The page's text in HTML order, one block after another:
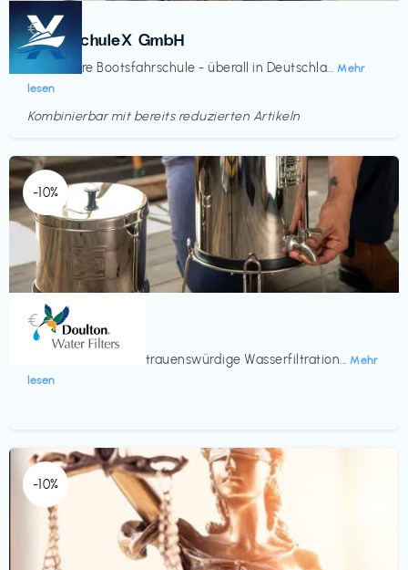
Kurse
BootsschuleX GmbH
Deine faire Bootsfahrschule - überall in Deutschla... Mehr
lesen
€‎
Kombinierbar mit bereits reduzierten Artikeln
-10%
Küche & Haushalt
Doulton
Seit 200 Jahren vertrauenswürdige Wasserfiltration... Mehr
lesen
€‎
-10%